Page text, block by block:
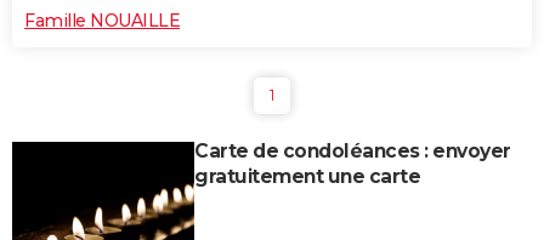
Famille NOUAILLE
1
Carte de condoléances : envoyer
gratuitement une carte